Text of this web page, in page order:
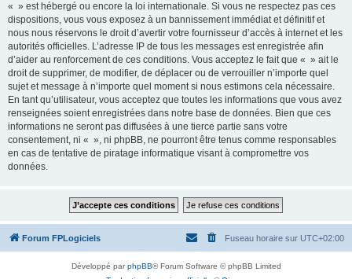
« » est hébergé ou encore la loi internationale. Si vous ne respectez pas ces
dispositions, vous vous exposez à un bannissement immédiat et définitif et
nous nous réservons le droit d’avertir votre fournisseur d’accès à internet et les
autorités officielles. L’adresse IP de tous les messages est enregistrée afin
d’aider au renforcement de ces conditions. Vous acceptez le fait que « » ait le
droit de supprimer, de modifier, de déplacer ou de verrouiller n’importe quel
sujet et message à n’importe quel moment si nous estimons cela nécessaire.
En tant qu’utilisateur, vous acceptez que toutes les informations que vous avez
renseignées soient enregistrées dans notre base de données. Bien que ces
informations ne seront pas diffusées à une tierce partie sans votre
consentement, ni « », ni phpBB, ne pourront être tenus comme responsables
en cas de tentative de piratage informatique visant à compromettre vos
données.
Forum FPLogiciels Fuseau horaire sur UTC+02:00
Développé parphpBB® Forum Software © phpBB Limited